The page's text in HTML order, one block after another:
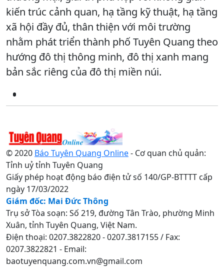
kiến trúc cảnh quan, hạ tầng kỹ thuật, hạ tầng
xã hội đầy đủ, thân thiện với môi trường
nhằm phát triển thành phố Tuyên Quang theo
hướng đô thị thông minh, đô thị xanh mang
bản sắc riêng của đô thị miền núi.
© 2020 Báo Tuyên Quang Online- Cơ quan chủ quản:
Tỉnh uỷ tỉnh Tuyên Quang
Giấy phép hoạt động báo điện tử số 140/GP-BTTTT cấp
ngày 17/03/2022
Giám đốc: Mai Đức Thông
Trụ sở Tòa soạn: Số 219, đường Tân Trào, phường Minh
Xuân, tỉnh Tuyên Quang, Việt Nam.
Điện thoại: 0207.3822820 - 0207.3817155 / Fax:
0207.3822821 - Email:
baotuyenquang.com.vn@gmail.com